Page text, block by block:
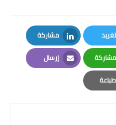
تغريد
Twitter
مشاركة
LinkedIn
مشاركة
Whatsapp
إرسال
Email
طباعة
Print